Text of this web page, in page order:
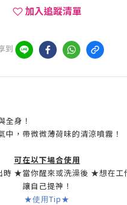
加入追蹤清單
到
全身！
中，帶微微薄荷味的清涼噴霧！
可在以下場合使用
時 ★當你醒來或洗澡後 ★想在工
讓自己提神！
★使用 Tip ★